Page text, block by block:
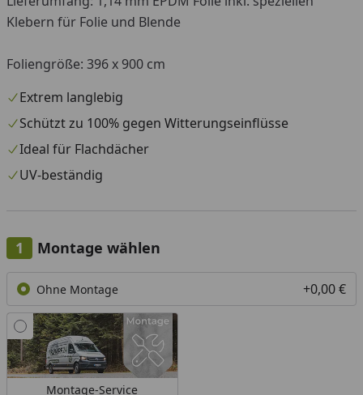
Klebern für Folie und Blende
Foliengröße: 396 x 900 cm
Extrem langlebig
Schützt zu 100% gegen Witterungseinflüsse
Ideal für Flachdächer
UV-beständig
Montage wählen
Ohne Montage +0,00 €
Montage-Service